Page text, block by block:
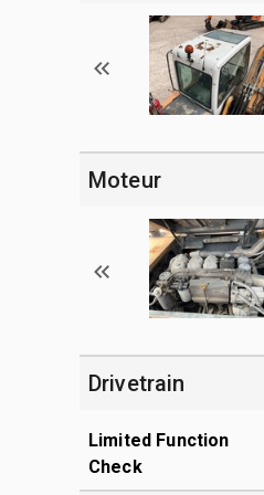
Moteur
Drivetrain
Limited Function
Check